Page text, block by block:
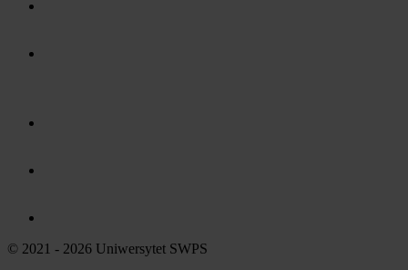
© 2021 - 2026 Uniwersytet SWPS